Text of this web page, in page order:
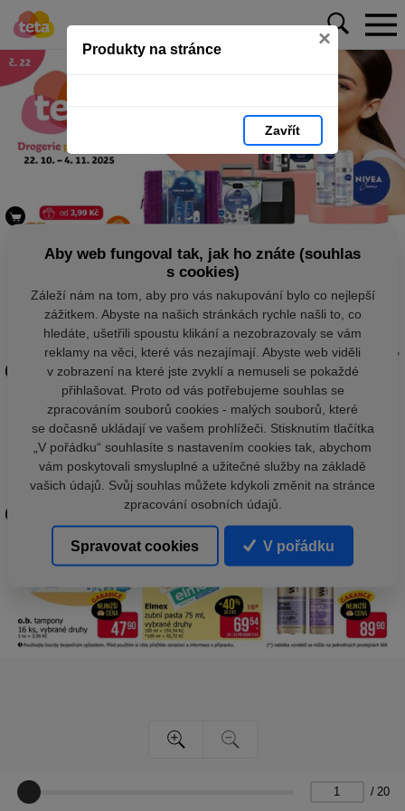
Produkty na stránce ×
Zavřít
/ 20
Aby web fungoval tak, jak ho znáte (souhlas
s cookies)
Záleží nám na tom, aby pro vás nakupování bylo co nejlepší
zážitkem. Abyste na našich stránkách rychle našli to, co
hledáte, ušetřili spoustu klikání a nezobrazovaly se vám
reklamy na věci, které vás nezajímají. Abyste web viděli
v zobrazení na které jste zvyklí a nemuseli se pokaždé
přihlašovat. Proto od vás potřebujeme souhlas se
zpracováním souborů cookies - malých souborů, které
se dočasně ukládají ve vašem prohlížeči. Stisknutím tlačítka
„V pořádku“ souhlasíte s nastavením cookies tak, abychom
vám poskytovali smysluplné a užitečné služby na základě
vašich údajů. Svůj souhlas můžete kdykoli změnit na stránce
zpracování osobních údajů.
Spravovat cookies V pořádku